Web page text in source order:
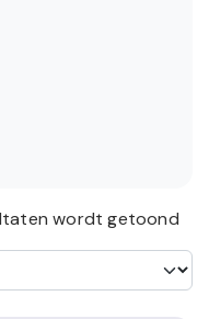
wordt getoond